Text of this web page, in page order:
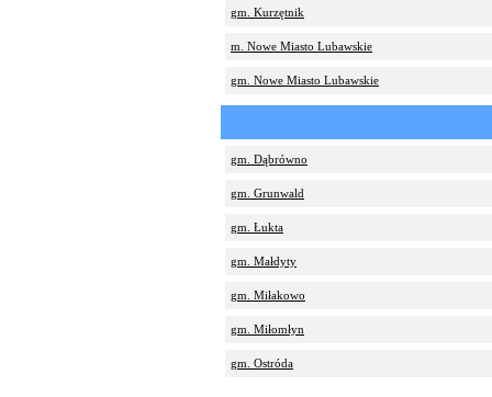
gm. Kurzętnik
m. Nowe Miasto Lubawskie
gm. Nowe Miasto Lubawskie
gm. Dąbrówno
gm. Grunwald
gm. Łukta
gm. Małdyty
gm. Miłakowo
gm. Miłomłyn
gm. Ostróda